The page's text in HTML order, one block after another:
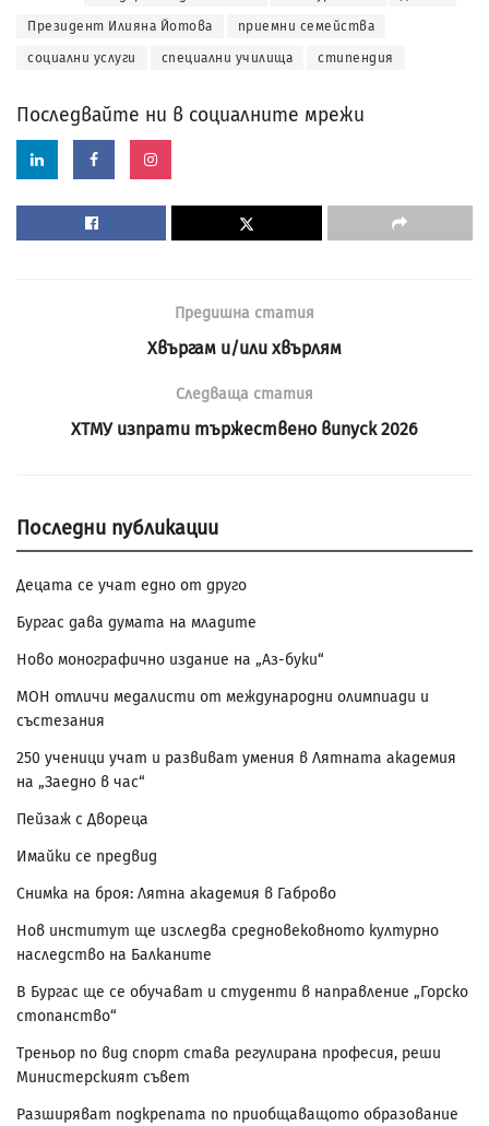
Президент Илияна Йотова приемни семейства
социални услуги специални училища стипендия
Последвайте ни в социалните мрежи
Предишна статия
Хвъргам и/или хвърлям
Следваща статия
ХТМУ изпрати тържествено випуск 2026
Последни публикации
Децата се учат едно от друго
Бургас дава думата на младите
Ново монографично издание на „Аз-буки“
МОН отличи медалисти от международни олимпиади и
състезания
250 ученици учат и развиват умения в Лятната академия
на „Заедно в час“
Пейзаж с Двореца
Имайки се предвид
Снимка на броя: Лятна академия в Габрово
Нов институт ще изследва средновековното културно
наследство на Балканите
В Бургас ще се обучават и студенти в направление „Горско
стопанство“
Треньор по вид спорт става регулирана професия, реши
Министерският съвет
Разширяват подкрепата по приобщаващото образование